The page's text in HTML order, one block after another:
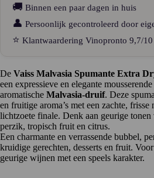
aromatisch,
elegant
verfrissend
🚚 Binnen een paar dagen in huis
👤 Persoonlijk gecontroleerd door
⭐ Klantwaardering Vinopronto 9,7/10
De Vaiss Malvasia Spumante Extra
een expressieve en elegante
aromatische Malvasia-druif. Deze
en fruitige aroma’s met een zachte, frisse
lichtzoete finale. Denk aan geurige
perzik, tropisch fruit en citrus.
Een charmante en verrassende bubbel,
kruidige gerechten, desserts en fruit.
geurige wijnen met een speels karakter.